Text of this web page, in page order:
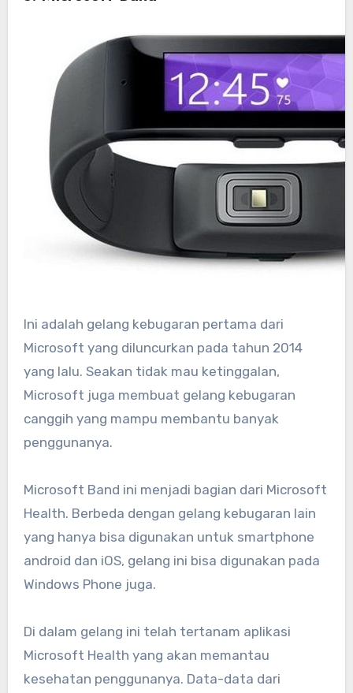
Ini adalah gelang kebugaran pertama dari
Microsoft yang diluncurkan pada tahun 2014
yang lalu. Seakan tidak mau ketinggalan,
Microsoft juga membuat gelang kebugaran
canggih yang mampu membantu banyak
penggunanya.
Microsoft Band ini menjadi bagian dari Microsoft
Health. Berbeda dengan gelang kebugaran lain
yang hanya bisa digunakan untuk smartphone
android dan iOS, gelang ini bisa digunakan pada
Windows Phone juga.
Di dalam gelang ini telah tertanam aplikasi
Microsoft Health yang akan memantau
kesehatan penggunanya. Data-data dari